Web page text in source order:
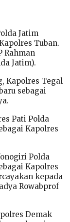
Jatim
Tuban.
Rahman
Jatim).
Kapolres Tegal
sebagai
Pati Polda
Kapolres
Polda
Kapolres
kepada
Rowabprof
Demak